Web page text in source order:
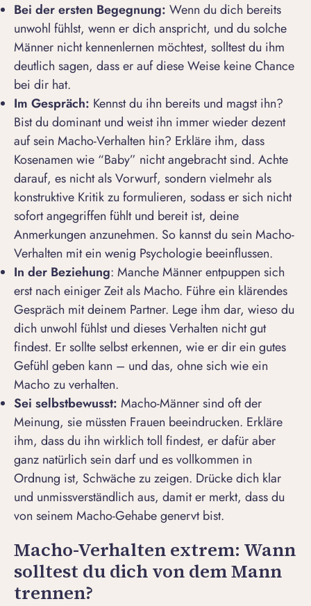
Bei der ersten Begegnung: Wenn du dich bereits
unwohl fühlst, wenn er dich anspricht, und du solche
Männer nicht kennenlernen möchtest, solltest du ihm
deutlich sagen, dass er auf diese Weise keine Chance
bei dir hat.
Im Gespräch: Kennst du ihn bereits und magst ihn?
Bist du dominantund weist ihn immer wieder dezent
auf sein Macho-Verhalten hin? Erkläre ihm, dass
Kosenamen wie “Baby” nicht angebracht sind. Achte
darauf, es nicht als Vorwurf, sondern vielmehr als
konstruktive Kritik zu formulieren, sodass er sich nicht
sofort angegriffen fühlt und bereit ist, deine
Anmerkungen anzunehmen. So kannst du sein Macho-
Verhalten mit ein wenig Psychologie beeinflussen.
In der Beziehung: Manche Männer entpuppen sich
erst nach einiger Zeit als Macho. Führe ein klärendes
Gespräch mit deinem Partner. Lege ihm dar, wieso du
dich unwohl fühlst und dieses Verhalten nicht gut
findest. Er sollte selbst erkennen, wie er dir ein gutes
Gefühl geben kann – und das, ohne sich wie ein
Macho zu verhalten.
Sei selbstbewusst: Macho-Männer sind oft der
Meinung, sie müssten Frauen beeindrucken. Erkläre
ihm, dass du ihn wirklich toll findest, er dafür aber
ganz natürlich sein darf und es vollkommen in
Ordnung ist, Schwäche zu zeigen. Drücke dich klar
und unmissverständlich aus, damit er merkt, dass du
von seinem Macho-Gehabe genervt bist.
Macho-Verhalten extrem: Wann
solltest du dich von dem Mann
trennen?